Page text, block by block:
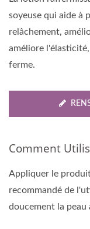
soyeuse qui aide à
relâchement,
améliore
ferme.
Comment
Appliquer le
recommandé de
doucement la peau